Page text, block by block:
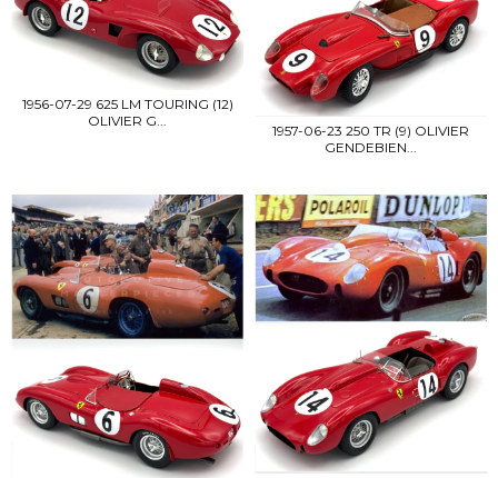
1956-07-29 625 LM TOURING (12)
OLIVIER G...
1957-06-23 250 TR (9) OLIVIER
GENDEBIEN...